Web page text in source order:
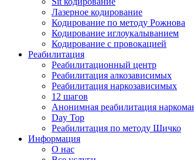
Лазерное кодирование
Кодирование по методу Рожнова
Кодирование иглоукалыванием
Кодирование с провокацией
Реабилитация
Реабилитационный центр
Реабилитация алкозависимых
Реабилитация наркозависимых
12 шагов
Анонимная реабилитация
Day Top
Реабилитация по методу Шичко
Информация
О нас